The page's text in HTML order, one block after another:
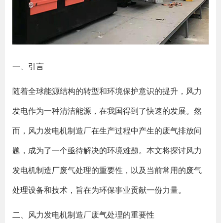
一、引言
随着全球能源结构的转型和环境保护意识的提升，风力
发电作为一种清洁能源，在我国得到了快速的发展。然
而，风力发电机制造厂在生产过程中产生的废气排放问
题，成为了一个亟待解决的环境难题。本文将探讨风力
发电机制造厂废气处理的重要性，以及当前常用的废气
处理设备和技术，旨在为环保事业贡献一份力量。
二、风力发电机制造厂废气处理的重要性